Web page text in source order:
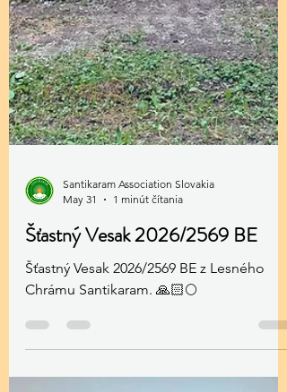
Santikaram Association Slovakia
May 31
1 minút čítania
Šťastný Vesak 2026/2569 BE
Šťastný Vesak 2026/2569 BE z Lesného
Chrámu Santikaram. 🙏🏻🌕